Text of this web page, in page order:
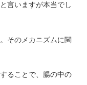
言いますが本当でし
そのメカニズムに関
ることで、腸の中の